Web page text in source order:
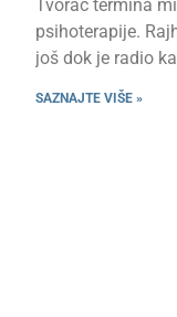
Tvorac termina
psihoterapije.
još dok je radio
SAZNAJTE VIŠE »